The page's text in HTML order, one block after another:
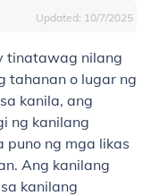
Updated: 10/7/2025
tinatawag nilang
tahanan o lugar ng
kanila, ang
ng kanilang
puno ng mga likas
Ang kanilang
kanilang